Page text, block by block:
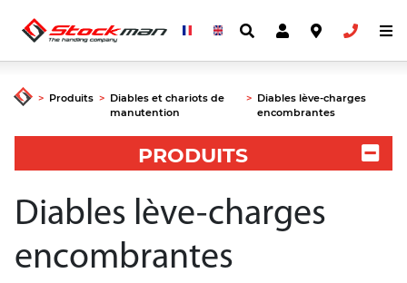
> Produits > Diables et chariots de
manutention
> Diables lève-charges
encombrantes
PRODUITS
Diables lève-charges
encombrantes